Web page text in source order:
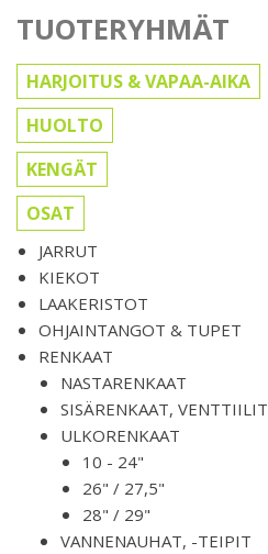
TUOTERYHMÄT
HARJOITUS & VAPAA-AIKA
HUOLTO
KENGÄT
OSAT
JARRUT
KIEKOT
LAAKERISTOT
OHJAINTANGOT & TUPET
RENKAAT
NASTARENKAAT
SISÄRENKAAT, VENTTIILIT
ULKORENKAAT
10 - 24"
26" / 27,5"
28" / 29"
VANNENAUHAT, -TEIPIT